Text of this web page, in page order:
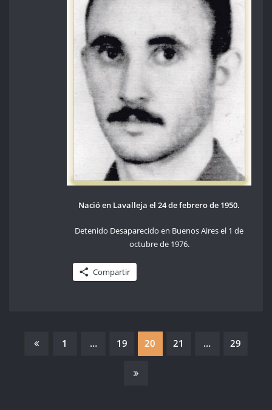
Nació en Lavalleja el 24 de febrero de 1950.
Detenido Desaparecido en Buenos Aires el 1 de
octubre de 1976.
Compartir
PAGINACIÓN
1 … 19 20 21 … 29